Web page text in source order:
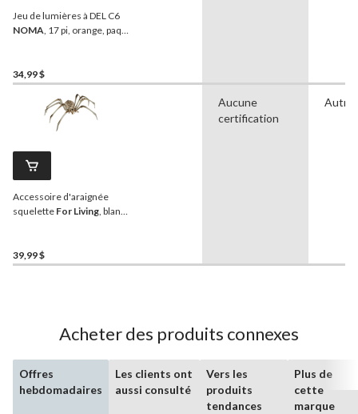
Jeu de lumières à DEL C6
NOMA, 17 pi, orange, paq.
l'Halloween
34,99 $
Accessoire d'araignée
squelette For Living, blanc,
l'Halloween
39,99 $
Aucune
certification
Autre
Acheter des produits connexes
Offres
hebdomadaires
Les clients ont
aussi consulté
Vers les
produits
tendances
Plus de
cette
marque